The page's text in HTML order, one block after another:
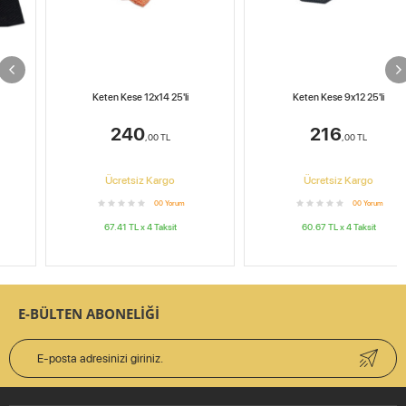
Keten Kese 12x14 25'li
,00TL
Ücretsiz Kargo
00 Yorum
TL x4Taksit
Keten Kese 9x12 25'li
,00 TL
Ücretsiz Kargo
00 Yorum
TL x4Taksit
E-BÜLTEN ABONELİĞİ